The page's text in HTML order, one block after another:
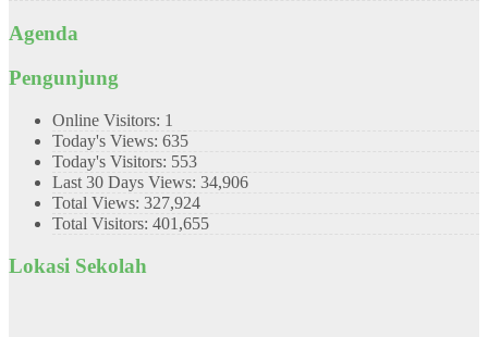
Agenda
Pengunjung
Online Visitors: 1
Today's Views: 635
Today's Visitors: 553
Last 30 Days Views: 34,906
Total Views: 327,924
Total Visitors: 401,655
Lokasi Sekolah